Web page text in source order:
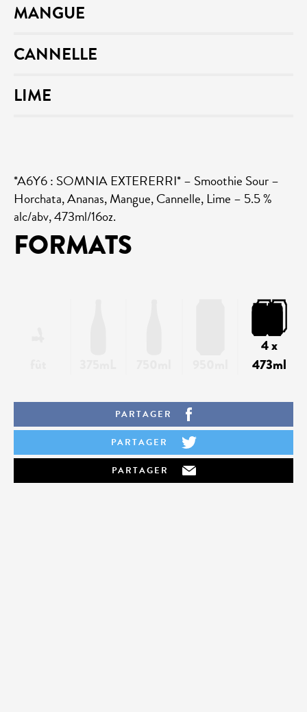
MANGUE
CANNELLE
LIME
*A6Y6 : SOMNIA EXTERERRI* – Smoothie Sour –
Horchata, Ananas, Mangue, Cannelle, Lime – 5.5 %
alc/abv, 473ml/16oz.
FORMATS
4 x
473ml
PARTAGER
PARTAGER
PARTAGER